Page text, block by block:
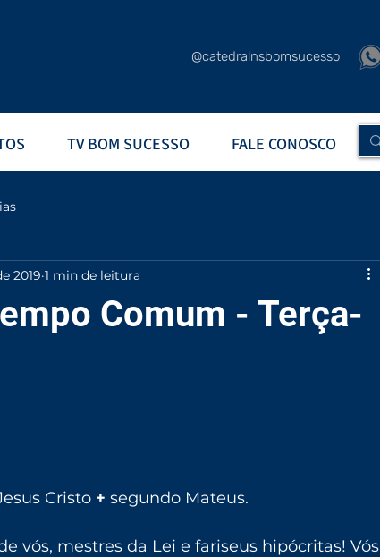
@catedralnsbomsucesso
TV BOM SUCESSO FALE CONOSCO
Comum - Terça-
2019 1 min de leitura
Cristo + segundo Mateus.
vós, mestres da Lei e fariseus hipócritas! Vós